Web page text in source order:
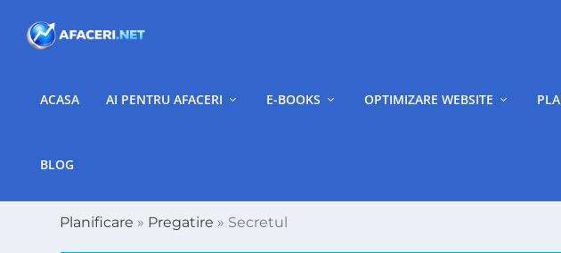
ACASA AI PENTRU AFACERI E-BOOKS OPTIMIZARE WEBSITE
BLOG
Planificare » Pregatire » Secretul